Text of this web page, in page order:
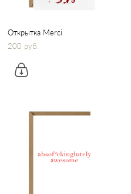
Открытка Merci
200 pуб.